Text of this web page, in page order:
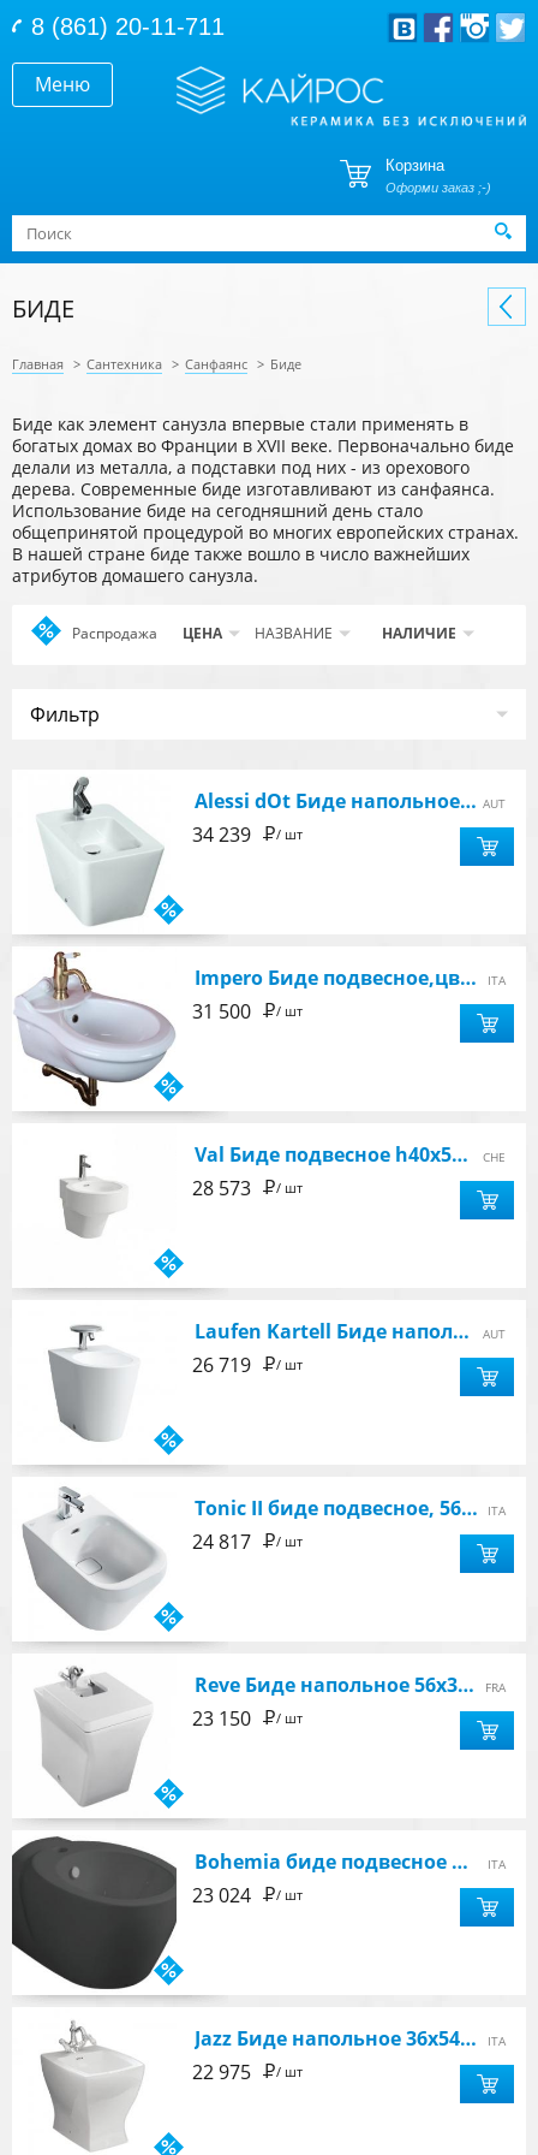
Меню
8 (861) 20-11-711
Корзина
Оформи заказ ;-)
Форма поиска
Поиск
БИДЕ
Главная > Сантехника > Санфаянс > Биде
Биде как элемент санузла впервые стали применять в
богатых домах во Франции в XVII веке. Первоначально биде
делали из металла, а подставки под них - из орехового
дерева. Современные биде изготавливают из санфаянса.
Использование биде на сегодняшний день стало
общепринятой процедурой во многих европейских странах.
В нашей стране биде также вошло в число важнейших
атрибутов домашего санузла.
Распродажа ApplyЦЕНА НАЗВАНИЕ НАЛИЧИЕ
Фильтр
Alessi dOt Биде напольное, цвет белый AUT
34 239 Р/ шт
Impero Биде подвесное,цвет белый ITA
31 500 Р/ шт
Val Биде подвесное h40x53x36, цвет белый CHE
28 573 Р/ шт
Laufen Kartell Биде напольное /37х56х43/ (бел) цвет белый AUT
26 719 Р/ шт
Tonic II биде подвесное, 560х355х410мм, одно отверстие, белый ITA
24 817 Р/ шт
Reve Биде напольное 56х36,5см. крышка с микролифтом, 1отв. для смесителя, цвет белый FRA
23 150 Р/ шт
Bohemia биде подвесное 36x54 см, черное ITA
23 024 Р/ шт
Jazz Биде напольное 36х54см, с 1 отвертстием под смеситель, цвет белый, с креплением ITA
22 975 Р/ шт